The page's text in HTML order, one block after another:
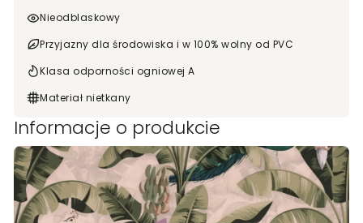
Nieodblaskowy
Przyjazny dla środowiska i w 100% wolny od PVC
Klasa odporności ogniowej A
Materiał nietkany
Informacje o produkcie